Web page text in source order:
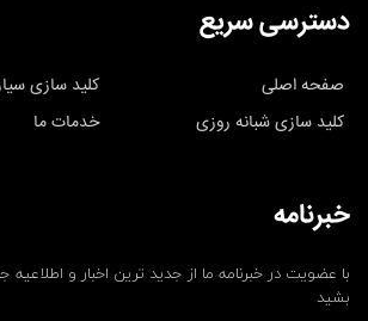
دسترسی سریع
صفحه اصلی
کلید سازی
کلید سازی شبانه روزی
خدمات ما
خبرنامه
با عضویت در خبرنامه ما از جدید ترین اخبار و اطلاعیه
بشید